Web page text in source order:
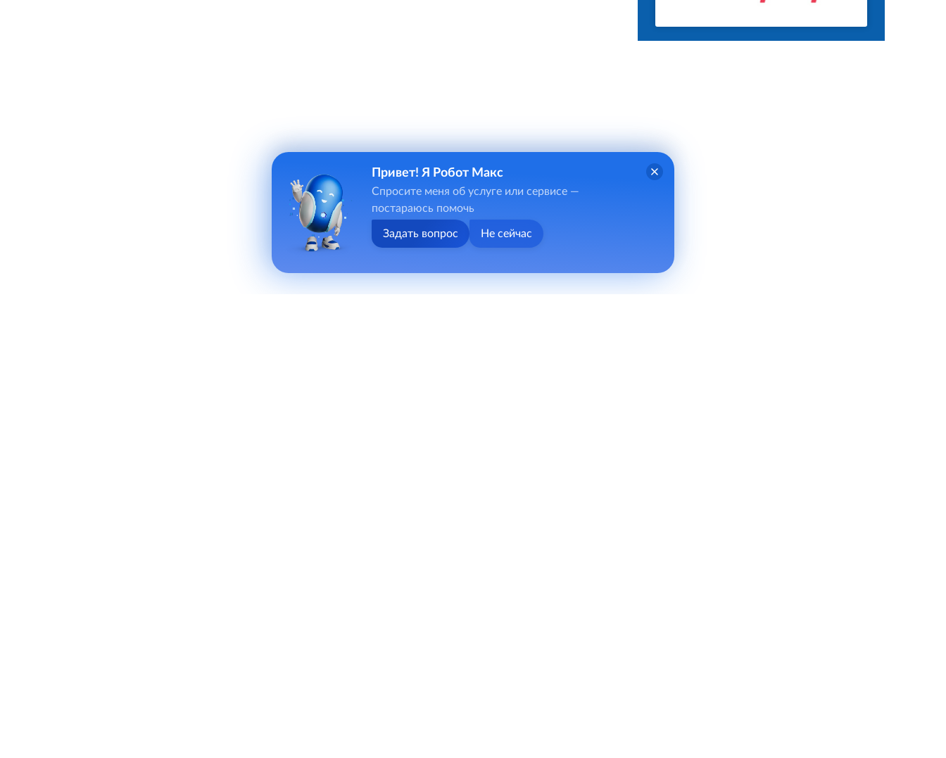
Привет! Я Робот Макс
Спросите меня об услуге или сервисе —
постараюсь помочь
Задать вопрос Не сейчас